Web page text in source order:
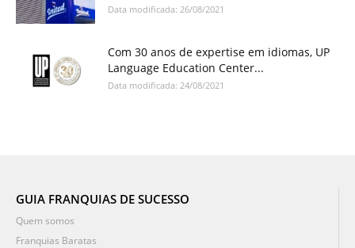
Data modificada: 26/08/2021
Com 30 anos de expertise em idiomas, UP
Language Education Center...
Data modificada: 24/08/2021
GUIA FRANQUIAS DE SUCESSO
Quem somos
Franquias Baratas